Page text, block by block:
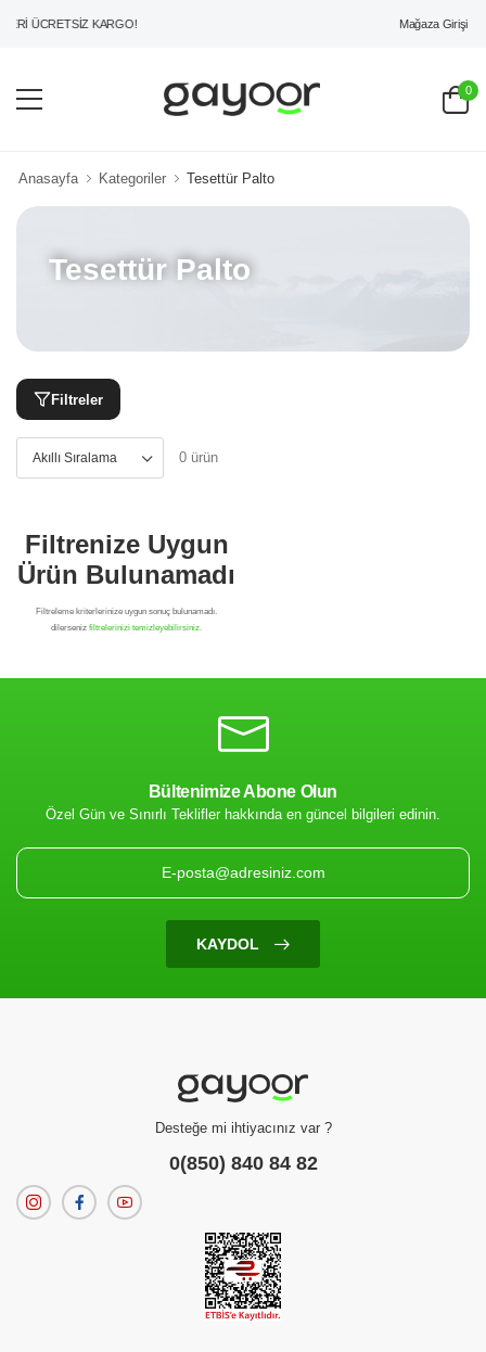
ÜCRETSİZ KARGO! Mağaza Girişi
0
Anasayfa Kategoriler Tesettür Palto
Tesettür Palto
Filtreler
0 ürün
Filtrenize Uygun
Ürün Bulunamadı
Bültenimize Abone Olun
Özel Gün ve Sınırlı Teklifler hakkında en güncel bilgileri edinin.
KAYDOL
Desteğe mi ihtiyacınız var ?
0(850) 840 84 82